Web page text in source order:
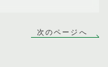
次のページへ